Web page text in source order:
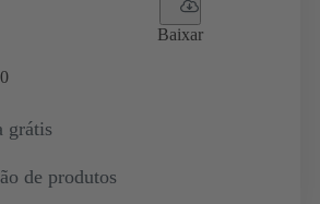
Baixar
0
grátis
de produtos